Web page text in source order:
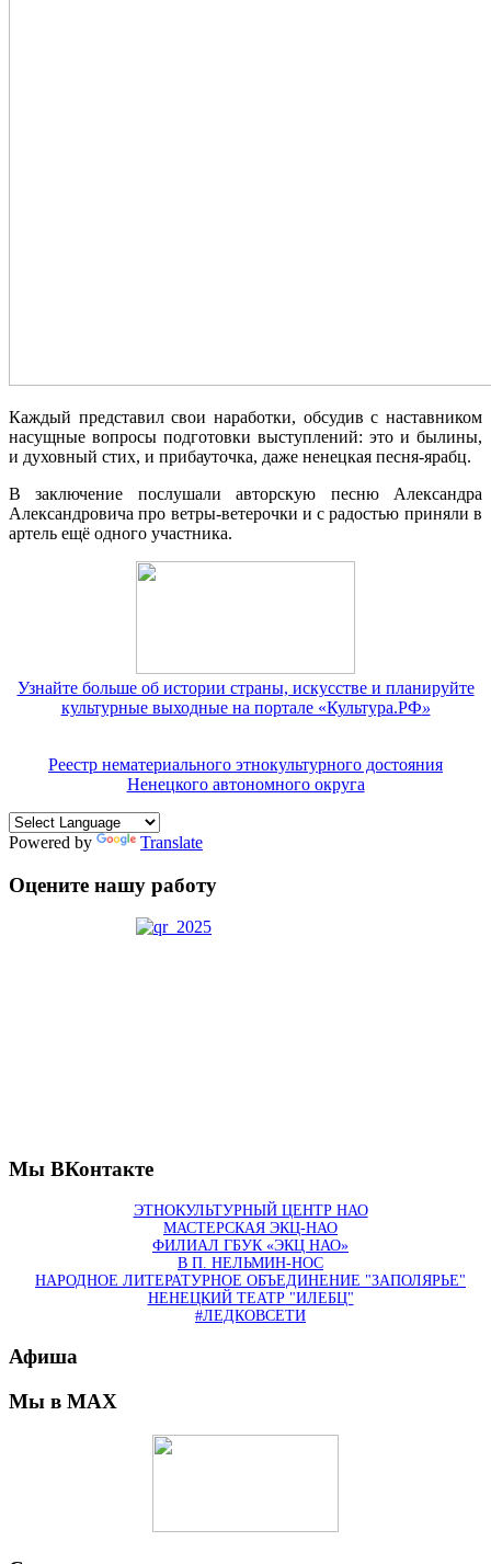
Каждый представил свои наработки, обсудив с наставником
насущные вопросы подготовки выступлений: это и былины,
и духовный стих, и прибауточка, даже ненецкая песня-ярабц.
В заключение послушали авторскую песню Александра
Александровича про ветры-ветерочки и с радостью приняли в
артель ещё одного участника.
Узнайте больше об истории страны, искусстве и планируйте
культурные выходные на портале «Культура.РФ»
Реестр нематериального этнокультурного достояния
Ненецкого автономного округа
Powered by Translate
Оцените нашу работу
Мы ВКонтакте
ЭТНОКУЛЬТУРНЫЙ ЦЕНТР НАО
МАСТЕРСКАЯ ЭКЦ-НАО
ФИЛИАЛ ГБУК «ЭКЦ НАО»
В П. НЕЛЬМИН-НОС
НАРОДНОЕ ЛИТЕРАТУРНОЕ ОБЪЕДИНЕНИЕ "ЗАПОЛЯРЬЕ"
НЕНЕЦКИЙ ТЕАТР "ИЛЕБЦ"
#ЛЕДКОВСЕТИ
Афиша
Мы в MAX